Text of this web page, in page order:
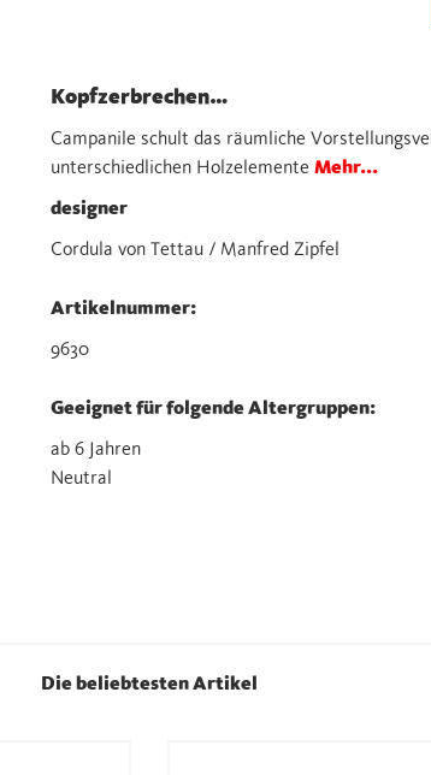
Kopfzerbrechen…
Campanile schult das räumliche
unterschiedlichen Holzelemente Mehr...
designer
Cordula von Tettau / Manfred Zipfel
Artikelnummer:
9630
Geeignet für folgende Altergruppen:
ab 6 Jahren
Neutral
Die beliebtesten Artikel